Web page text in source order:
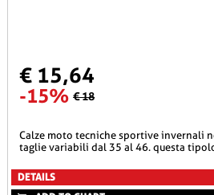
€ 15,64
-15% € 18
calze moto tecniche sportive invernali nere e arancioni xtech
taglie variabili dal 35 al 46. questa
DETAILS